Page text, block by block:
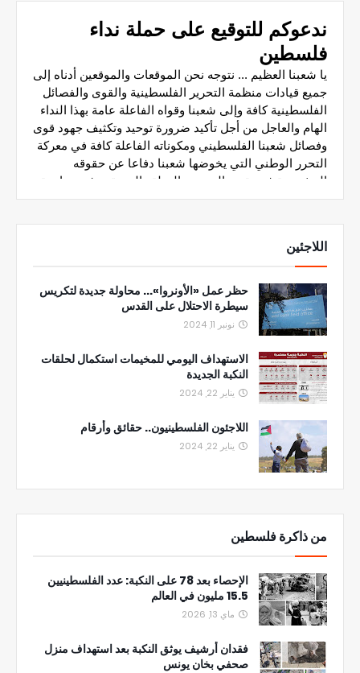
اللاجئين
حظر عمل «الأونروا»... محاولة جديدة لتكريس
سيطرة الاحتلال على القدس
نونبر 11, 2024
الاستهداف اليومي للمخيمات استكمال لحلقات
النكبة الجديدة
يناير 22, 2024
اللاجئون الفلسطينيون.. حقائق وأرقام
يناير 22, 2024
من ذاكرة فلسطين
الإحصاء بعد 78 على النكبة: عدد الفلسطينيين
15.5 مليون في العالم
ماي 13, 2026
فقدان أرشيف يوثق النكبة بعد استهداف منزل
صحفي بخان يونس